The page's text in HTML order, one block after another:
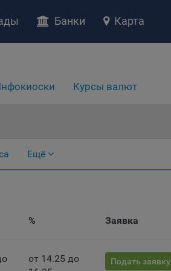
«Майфин» (далее –
данных при их обработке и
статьей 17 Закона Республики
Банки Карта
Курсы валют
Ещё
% Заявка
от 14.25 до
Подать заявку